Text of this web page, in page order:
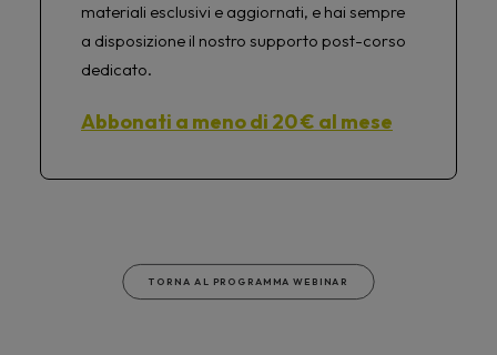
materiali esclusivi e aggiornati, e hai sempre
a disposizione il nostro supporto post-corso
dedicato.
Abbonati a meno di 20 € al mese
TORNA AL PROGRAMMA WEBINAR